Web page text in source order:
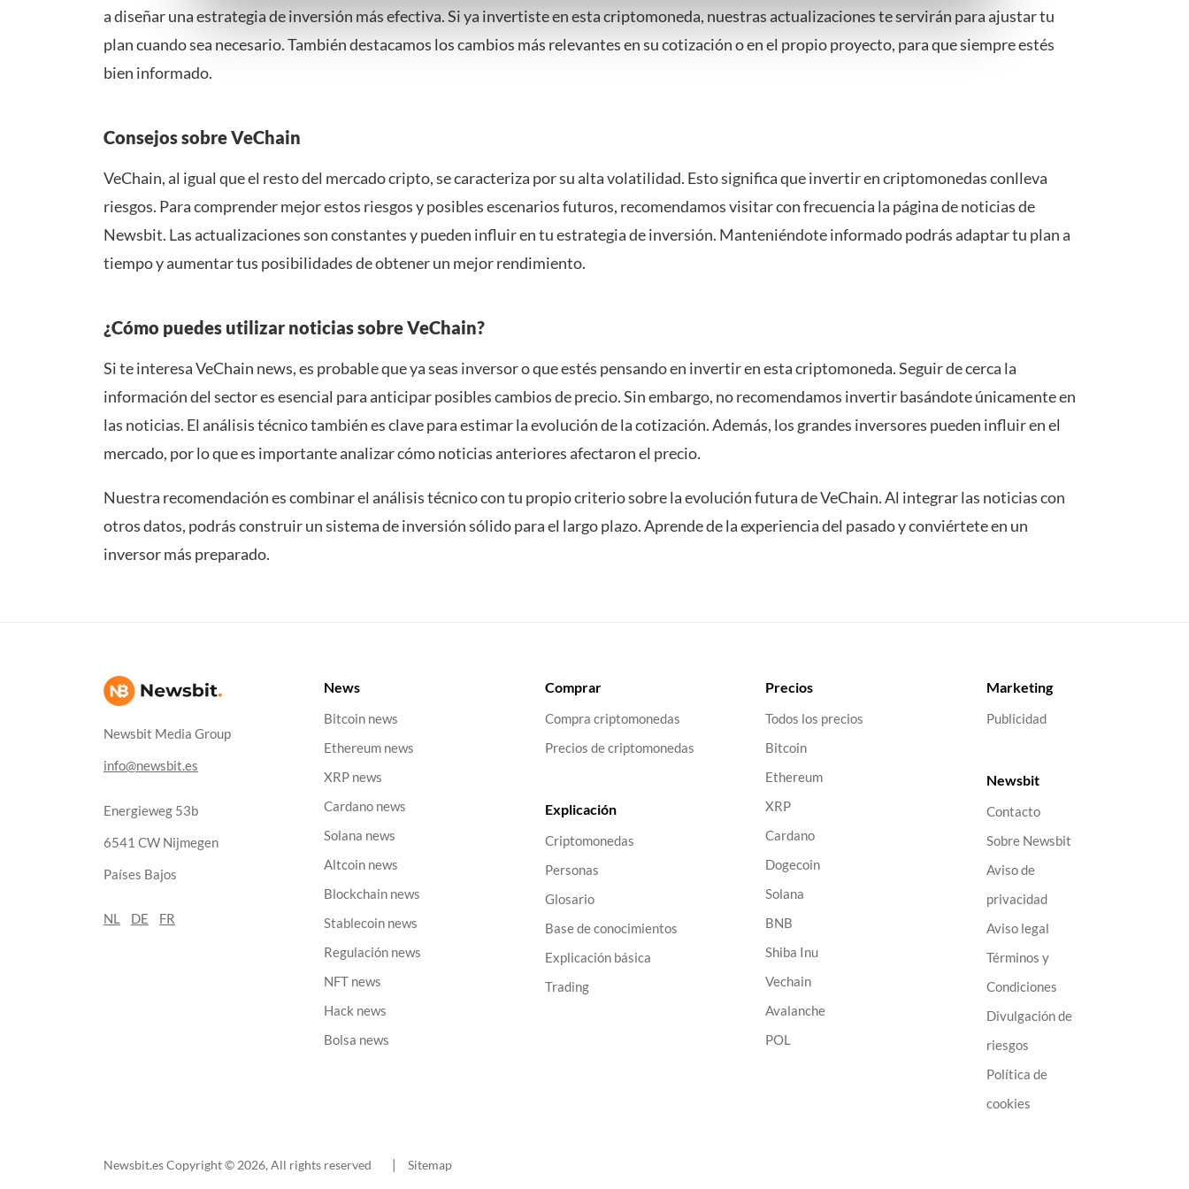
gedetailleerde keuzes, waaronder het maken van bezwaar tegen bedrijven die persoonsgegevens verwerken op basis van
gerechtvaardigd belang. U kunt uw privacy-instellingen te allen tijde inzien en bijwerken door op de tekst 'cookies' te klikken
a diseñar una estrategia de inversión más efectiva. Si ya invertiste en esta criptomoneda, nuestras actualizaciones te servirán para ajustar tu
plan cuando sea necesario. También destacamos los cambios más relevantes en su cotización o en el propio proyecto, para que siempre estés
bien informado.
Consejos sobre VeChain
VeChain, al igual que el resto del mercado cripto, se caracteriza por su alta volatilidad. Esto significa que invertir en criptomonedas conlleva
riesgos. Para comprender mejor estos riesgos y posibles escenarios futuros, recomendamos visitar con frecuencia la página de noticias de
Newsbit. Las actualizaciones son constantes y pueden influir en tu estrategia de inversión. Manteniéndote informado podrás adaptar tu plan a
tiempo y aumentar tus posibilidades de obtener un mejor rendimiento.
¿Cómo puedes utilizar noticias sobre VeChain?
Si te interesa VeChain news, es probable que ya seas inversor o que estés pensando en invertir en esta criptomoneda. Seguir de cerca la
información del sector es esencial para anticipar posibles cambios de precio. Sin embargo, no recomendamos invertir basándote únicamente en
las noticias. El análisis técnico también es clave para estimar la evolución de la cotización. Además, los grandes inversores pueden influir en el
mercado, por lo que es importante analizar cómo noticias anteriores afectaron el precio.
Nuestra recomendación es combinar el análisis técnico con tu propio criterio sobre la evolución futura de VeChain. Al integrar las noticias con
otros datos, podrás construir un sistema de inversión sólido para el largo plazo. Aprende de la experiencia del pasado y conviértete en un
inversor más preparado.
Newsbit Media Group
info@newsbit.es
Energieweg 53b
6541 CW Nijmegen
Países Bajos
NL DE FR
News
Bitcoin news
Ethereum news
XRP news
Cardano news
Solana news
Altcoin news
Blockchain news
Stablecoin news
Regulación news
NFT news
Hack news
Bolsa news
Comprar
Compra criptomonedas
Precios de criptomonedas
Explicación
Criptomonedas
Personas
Glosario
Base de conocimientos
Explicación básica
Trading
Precios
Todos los precios
Bitcoin
Ethereum
XRP
Cardano
Dogecoin
Solana
BNB
Shiba Inu
Vechain
Avalanche
POL
Marketing
Publicidad
Newsbit
Contacto
Sobre Newsbit
Aviso de
privacidad
Aviso legal
Términos y
Condiciones
Divulgación de
riesgos
Política de
cookies
Newsbit.es Copyright © 2026, All rights reserved Sitemap